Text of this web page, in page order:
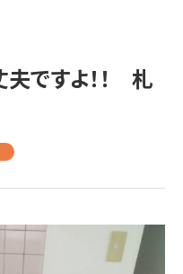
ですよ！！ 札